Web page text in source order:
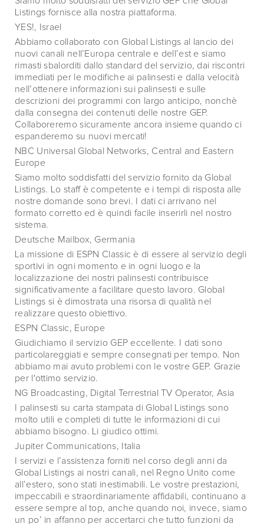
Listings fornisce alla nostra piattaforma.
YES!, Israel
Abbiamo collaborato con Global Listings al lancio dei
nuovi canali nell’Europa centrale e dell’est e siamo
rimasti sbalorditi dallo standard del servizio, dai riscontri
immediati per le modifiche ai palinsesti e dalla velocità
nell’ottenere informazioni sui palinsesti e sulle
descrizioni dei programmi con largo anticipo, nonchè
dalla consegna dei contenuti delle nostre GEP.
Collaboreremo sicuramente ancora insieme quando ci
espanderemo su nuovi mercati!
NBC Universal Global Networks, Central and Eastern
Europe
Siamo molto soddisfatti del servizio fornito da Global
Listings. Lo staff è competente e i tempi di risposta alle
nostre domande sono brevi. I dati ci arrivano nel
formato corretto ed è quindi facile inserirli nel nostro
sistema.
Deutsche Mailbox, Germania
La missione di ESPN Classic è di essere al servizio degli
sportivi in ogni momento e in ogni luogo e la
localizzazione dei nostri palinsesti contribuisce
significativamente a facilitare questo lavoro. Global
Listings si è dimostrata una risorsa di qualità nel
realizzare questo obiettivo.
ESPN Classic, Europe
Giudichiamo il servizio GEP eccellente. I dati sono
particolareggiati e sempre consegnati per tempo. Non
abbiamo mai avuto problemi con le vostre GEP. Grazie
per l'ottimo servizio.
NG Broadcasting, Digital Terrestrial TV Operator, Asia
I palinsesti su carta stampata di Global Listings sono
molto utili e completi di tutte le informazioni di cui
abbiamo bisogno. Li giudico ottimi.
Jupiter Communications, Italia
I servizi e l’assistenza forniti nel corso degli anni da
Global Listings ai nostri canali, nel Regno Unito come
all’estero, sono stati inestimabili. Le vostre prestazioni,
impeccabili e straordinariamente affidabili, continuano a
essere sempre al top, anche quando noi, invece, siamo
un po’ in affanno per accertarci che tutto funzioni da